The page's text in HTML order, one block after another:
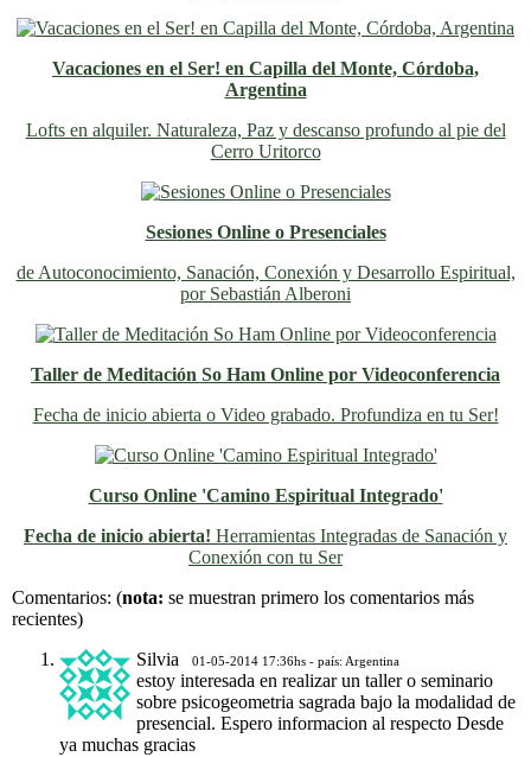
Vacaciones en el Ser! en Capilla del Monte, Córdoba,
Argentina
Lofts en alquiler. Naturaleza, Paz y descanso profundo al pie del
Cerro Uritorco
Sesiones Online o Presenciales
de Autoconocimiento, Sanación, Conexión y Desarrollo Espiritual,
por Sebastián Alberoni
Taller de Meditación So Ham Online por Videoconferencia
Fecha de inicio abierta o Video grabado. Profundiza en tu Ser!
Curso Online 'Camino Espiritual Integrado'
Fecha de inicio abierta! Herramientas Integradas de Sanación y
Conexión con tu Ser
Previo
Siguiente
Comentarios: (nota: se muestran primero los comentarios más
recientes)
Silvia
01-05-2014 17:36hs - país: Argentina
estoy interesada en realizar un taller o seminario
sobre psicogeometria sagrada bajo la modalidad de
presencial. Espero informacion al respecto Desde
ya muchas gracias